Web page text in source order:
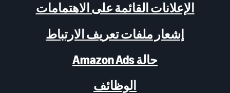
الإعلانات القائمة على الاهتمامات
إشعار ملفات تعريف الارتباط
حالة Amazon Ads
الوظائف